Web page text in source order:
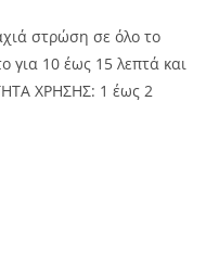
στρώση σε όλο το
για 10 έως 15 λεπτά και
ΧΡΗΣΗΣ: 1 έως 2